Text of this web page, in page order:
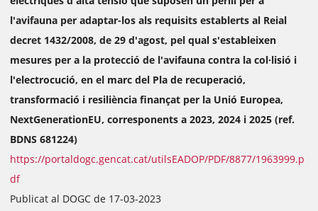
l'avifauna per adaptar-los als requisits establerts al Reial
decret 1432/2008, de 29 d'agost, pel qual s'estableixen
mesures per a la protecció de l'avifauna contra la col·lisió i
l'electrocució, en el marc del Pla de recuperació,
transformació i resiliència finançat per la Unió Europea,
NextGenerationEU, corresponents a 2023, 2024 i 2025 (ref.
BDNS 681224)
https://portaldogc.gencat.cat/utilsEADOP/PDF/8877/1963999.p
df
Publicat al DOGC de 17-03-2023